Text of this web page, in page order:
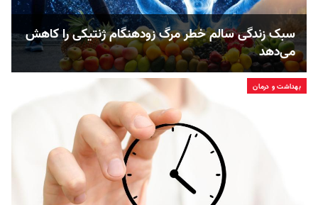
سبک زندگی سالم خطر مرگ زود‌هنگام ژنتیکی را کاهش
می‌دهد
بهداشت و درمان